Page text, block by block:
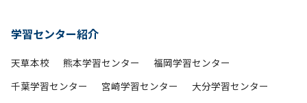
学習センター紹介
天草本校 熊本学習センター
福岡学習センター
千葉学習センター
宮崎学習センター 大分学習センター